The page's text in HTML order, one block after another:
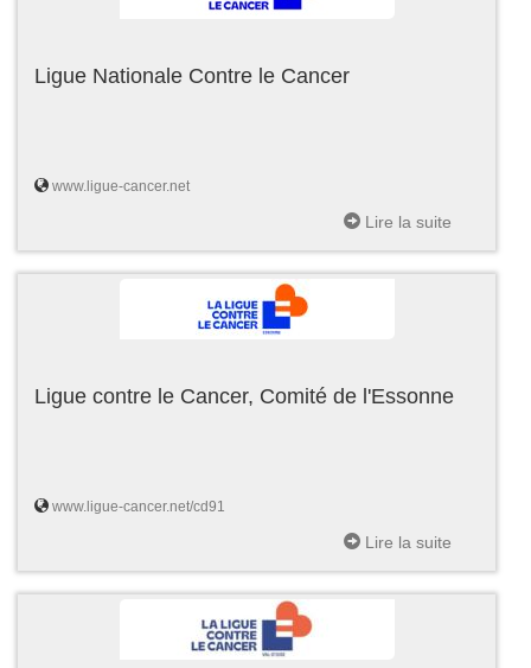
Ligue Nationale Contre le Cancer
www.ligue-cancer.net
Lire la suite
Ligue contre le Cancer, Comité de l'Essonne
www.ligue-cancer.net/cd91
Lire la suite